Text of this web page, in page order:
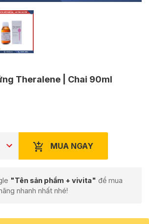
Theralene | Chai 90ml
MUA NGAY
"Tên sản phẩm + vivita" để mua
nhanh nhất nhé!